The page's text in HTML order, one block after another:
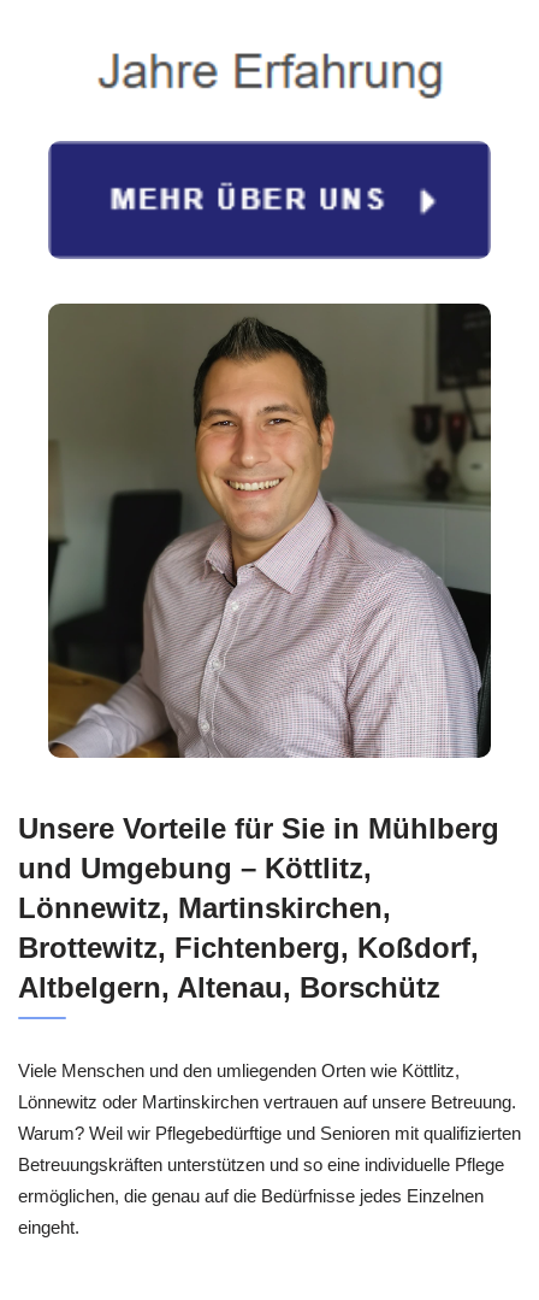
Unsere Vorteile für Sie in Mühlberg
und Umgebung – Köttlitz,
Lönnewitz, Martinskirchen,
Brottewitz, Fichtenberg, Koßdorf,
Altbelgern, Altenau, Borschütz
Viele Menschen und den umliegenden Orten wie Köttlitz,
Lönnewitz oder Martinskirchen vertrauen auf unsere Betreuung.
Warum? Weil wir Pflegebedürftige und Senioren mit qualifizierten
Betreuungskräften unterstützen und so eine individuelle Pflege
ermöglichen, die genau auf die Bedürfnisse jedes Einzelnen
eingeht.